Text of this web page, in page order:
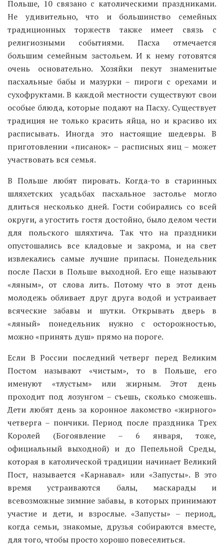
Польше, 10 связано с католическими праздниками.
Не удивительно, что и большинство семейных
традиционных торжеств также имеет связь с
религиозными событиями. Пасха отмечается
большим семейным застольем. И к нему готовятся
очень основательно. Хозяйки пекут знаменитые
пасхальные бабы и мазурки – пироги с орехами и
сухофруктами. В каждой местности существуют свои
особые блюда, которые подают на Пасху. Существует
традиция не только красить яйца, но и красиво их
расписывать. Иногда это настоящие шедевры. В
приготовлении «писанок» – расписных яиц – может
участвовать вся семья.
В Польше любят пировать. Когда-то в старинных
шляхетских усадьбах пасхальное застолье могло
длиться несколько дней. Гости собирались со всей
округи, а угостить гостя достойно, было делом чести
для польского шляхтича. Так что на праздники
опустошались все кладовые и закрома, и на свет
извлекались самые лучшие припасы. Понедельник
после Пасхи в Польше выходной. Его еще называют
«ляным», от слова лить. Потому что в этот день
молодежь обливает друг друга водой и устраивает
всяческие забавы и шутки. Открывать дверь в
«ляный» понедельник нужно с осторожностью,
можно «принять душ» прямо на пороге.
Если В России последний четверг перед Великим
Постом называют «чистым», то в Польше, его
именуют «тлустым» или жирным. Этот день
проходит под лозунгом – съешь, сколько сможешь.
Дети любят день за коронное лакомство «жирного»
четверга – пончики. Период после праздника Трех
Королей (Богоявление – 6 января, тоже,
официальный выходной) и до Пепельной Среды,
которая в католической традиции начинает Великий
Пост, называется «Карнавал» или «Запусты». В это
время устраиваются балы, маскарады и
всевозможные зимние забавы, в которых принимают
участие и дети, и взрослые. «Запусты» – период,
когда семьи, знакомые, друзья собираются вместе,
для того, чтобы просто хорошо повеселиться.